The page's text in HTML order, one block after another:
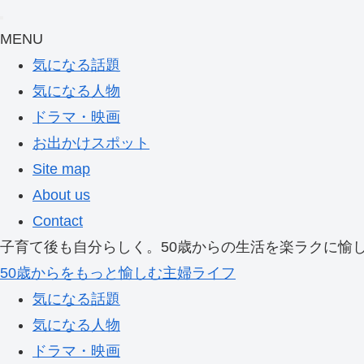
MENU
気になる話題
気になる人物
ドラマ・映画
お出かけスポット
Site map
About us
Contact
子育て後も自分らしく。50歳からの生活を楽ラクに愉
50歳からをもっと愉しむ主婦ライフ
気になる話題
気になる人物
ドラマ・映画